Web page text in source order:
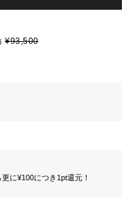
¥93,500
に¥100につき1pt還元！